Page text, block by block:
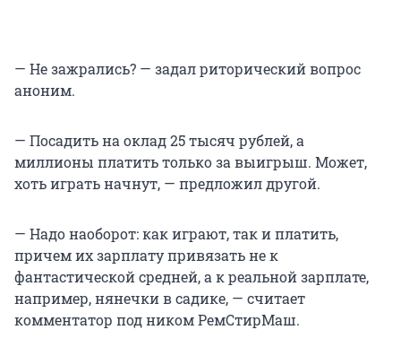
— Не зажрались? — задал риторический вопрос
аноним.
— Посадить на оклад 25 тысяч рублей, а
миллионы платить только за выигрыш. Может,
хоть играть начнут, — предложил другой.
— Надо наоборот: как играют, так и платить,
причем их зарплату привязать не к
фантастической средней, а к реальной зарплате,
например, нянечки в садике, — считает
комментатор под ником РемСтирМаш.